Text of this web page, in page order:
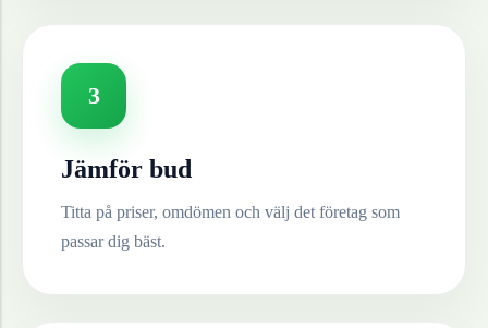
3
Jämför bud
Titta på priser, omdömen och välj det företag som
passar dig bäst.